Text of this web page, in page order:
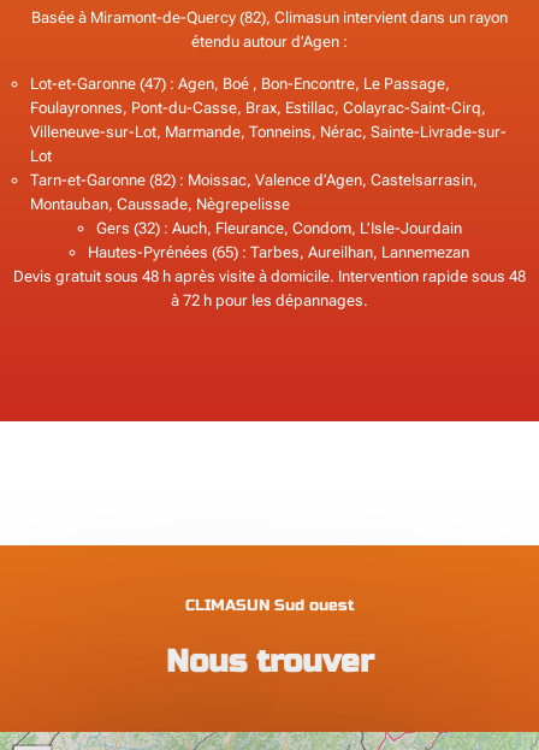
Basée à Miramont-de-Quercy (82), Climasun intervient dans un rayon
étendu autour d’Agen :
Lot-et-Garonne (47) : Agen, Boé , Bon-Encontre, Le Passage,
Foulayronnes, Pont-du-Casse, Brax, Estillac, Colayrac-Saint-Cirq,
Villeneuve-sur-Lot, Marmande, Tonneins, Nérac, Sainte-Livrade-sur-
Lot
Tarn-et-Garonne (82) : Moissac, Valence d’Agen, Castelsarrasin,
Montauban, Caussade, Nègrepelisse
Gers (32) : Auch, Fleurance, Condom, L’Isle-Jourdain
Hautes-Pyrénées (65) : Tarbes, Aureilhan, Lannemezan
Devis gratuit sous 48 h après visite à domicile. Intervention rapide sous 48
à 72 h pour les dépannages.
CLIMASUN Sud ouest
Nous trouver